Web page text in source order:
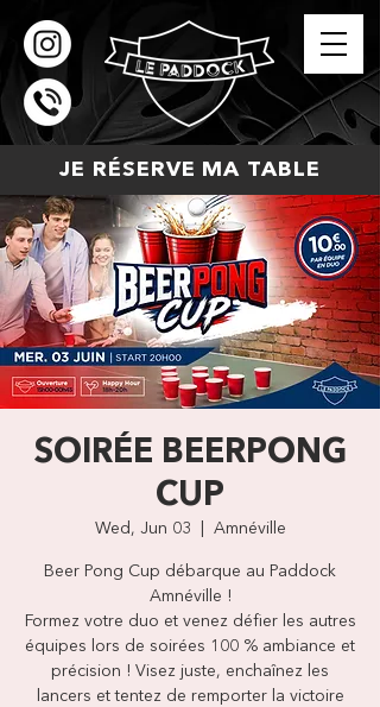
JE RÉSERVE MA TABLE
SOIRÉE BEERPONG
CUP
Wed, Jun 03 Amnéville
Beer Pong Cup débarque au Paddock
Amnéville !
Formez votre duo et venez défier les autres
équipes lors de soirées 100 % ambiance et
précision ! Visez juste, enchaînez les
lancers et tentez de remporter la victoire